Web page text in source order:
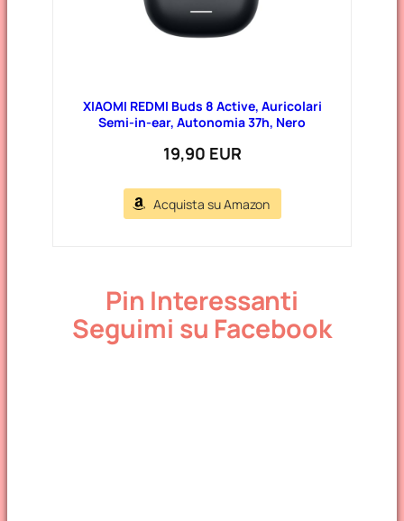
XIAOMI REDMI Buds 8 Active, Auricolari
Semi-in-ear, Autonomia 37h, Nero
19,90 EUR
Acquista su Amazon
Pin Interessanti
Seguimi su Facebook